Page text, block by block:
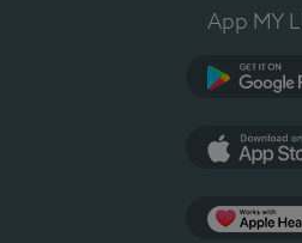
App MY